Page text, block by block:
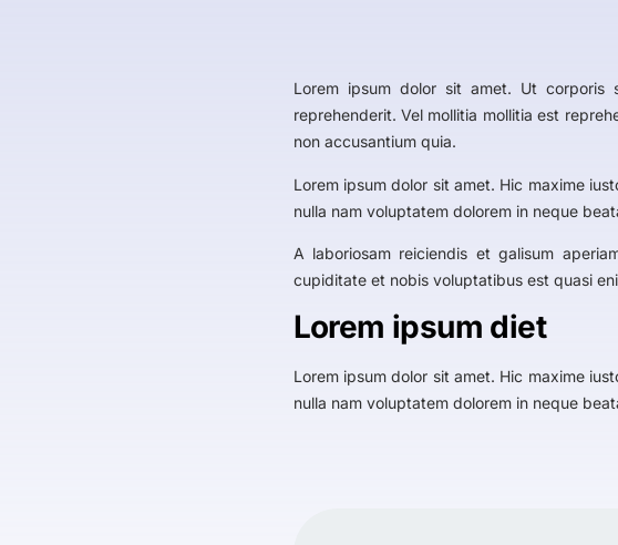
Lorem ipsum dolor sit amet. Ut corporis
reprehenderit. Vel mollitia mollitia est
non accusantium quia.
Lorem ipsum dolor sit amet. Hic maxime
nulla nam voluptatem dolorem in neque
A laboriosam reiciendis et galisum
cupiditate et nobis voluptatibus est quasi
Lorem ipsum diet
Lorem ipsum dolor sit amet. Hic maxime
nulla nam voluptatem dolorem in neque